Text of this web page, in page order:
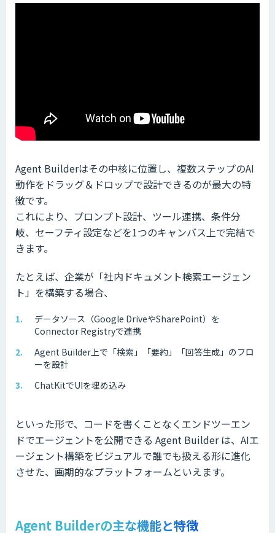
Agent Builderはその中核に位置し、複数ステップのAI
動作をドラッグ＆ドロップで設計できるのが最大の特
徴です。
これにより、プロンプト設計、ツール連携、条件分
岐、セーフティ設定などを1つのキャンバス上で完結で
きます。
たとえば、企業が「社内ドキュメント検索エージェン
ト」を構築する場合、
データソース（Google DriveやSharePoint）を
Connector Registryで連携
Agent Builder上で「検索」「要約」「回答生成」のフロ
ーを設計
ChatKitでUIを埋め込み
といった形で、コードを書くことなくエンドツーエン
ドでエージェントを公開できる Agent Builder は、AIエ
ージェント構築をビジュアルで誰でも扱える形に進化
させた、画期的なプラットフォームといえます。
Agent Builderの主な機能と特徴